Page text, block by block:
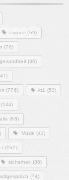
corona (69)
(76)
gesundheit(36)
(776) kt1 (53)
(144)
(68)
Musik (41)
(162)
sicherheit (36)
(74)